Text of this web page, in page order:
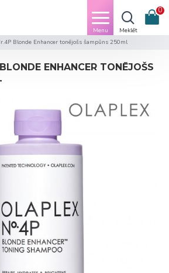
0
Blonde Enhancer tonējošs šampūns 250ml
ENHANCER TONĒJOŠS